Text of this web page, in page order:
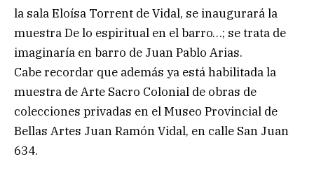
la sala Eloísa Torrent de Vidal, se inaugurará la
muestra De lo espiritual en el barro…; se trata de
imaginaría en barro de Juan Pablo Arias.
Cabe recordar que además ya está habilitada la
muestra de Arte Sacro Colonial de obras de
colecciones privadas en el Museo Provincial de
Bellas Artes Juan Ramón Vidal, en calle San Juan
634.